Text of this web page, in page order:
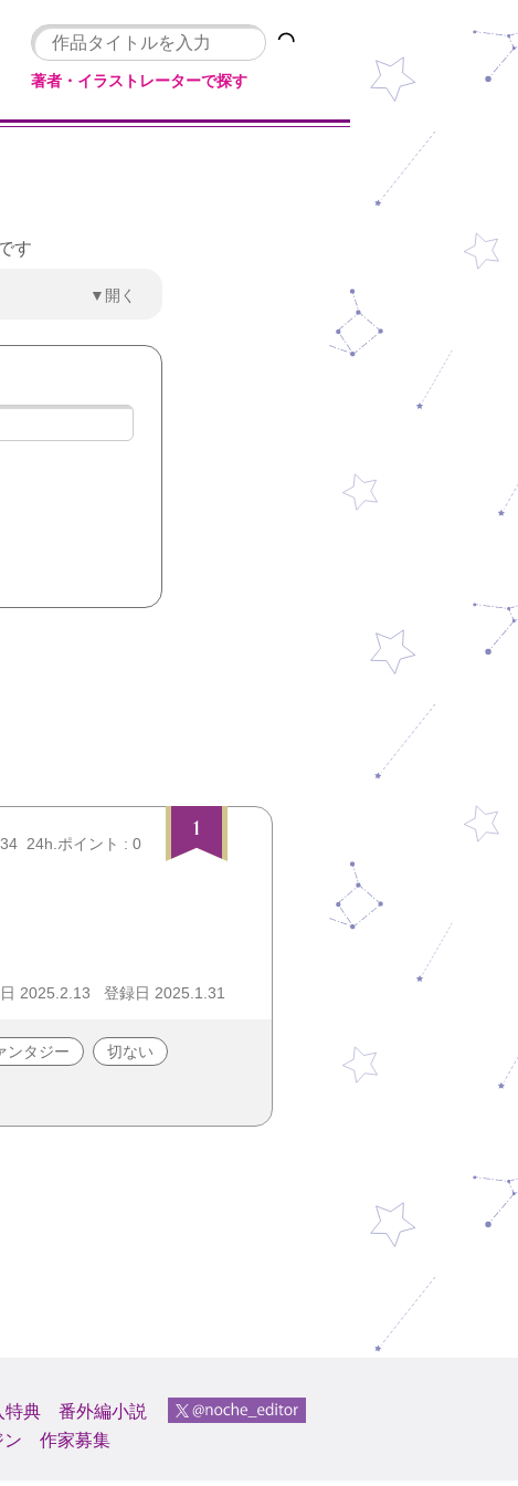
著者・イラストレーターで探す
す
▼開く
1
24h.ポイント : 0
2025.2.13 登録日 2025.1.31
ンタジー 切ない
特典
番外編小説
ン
作家募集